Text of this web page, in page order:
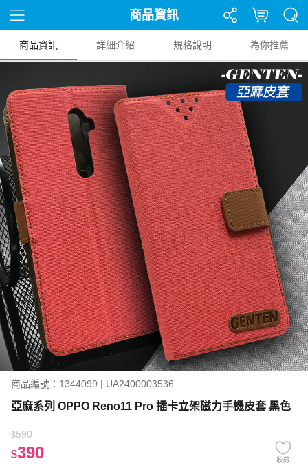
商品資訊
商品資訊 詳細介紹 規格說明 為你推薦
商品編號：1344099 | UA2400003536
亞麻系列 OPPO Reno11 Pro 插卡立架磁力手機皮套 黑色
$590
$390 收藏